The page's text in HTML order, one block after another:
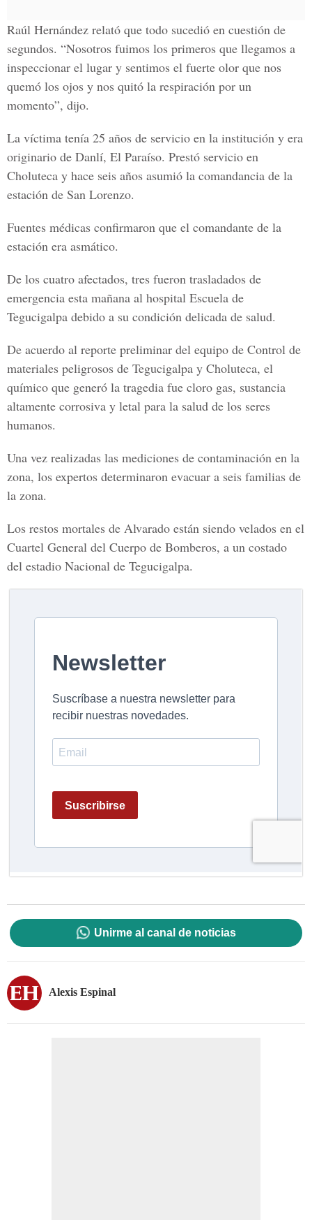
Raúl Hernández relató que todo sucedió en cuestión de
segundos. “Nosotros fuimos los primeros que llegamos a
inspeccionar el lugar y sentimos el fuerte olor que nos
quemó los ojos y nos quitó la respiración por un
momento”, dijo.
La víctima tenía 25 años de servicio en la institución y era
originario de Danlí, El Paraíso. Prestó servicio en
Choluteca y hace seis años asumió la comandancia de la
estación de San Lorenzo.
Fuentes médicas confirmaron que el comandante de la
estación era asmático.
De los cuatro afectados, tres fueron trasladados de
emergencia esta mañana al hospital Escuela de
Tegucigalpa debido a su condición delicada de salud.
De acuerdo al reporte preliminar del equipo de Control de
materiales peligrosos de Tegucigalpa y Choluteca, el
químico que generó la tragedia fue cloro gas, sustancia
altamente corrosiva y letal para la salud de los seres
humanos.
Una vez realizadas las mediciones de contaminación en la
zona, los expertos determinaron evacuar a seis familias de
la zona.
Los restos mortales de Alvarado están siendo velados en el
Cuartel General del Cuerpo de Bomberos, a un costado
del estadio Nacional de Tegucigalpa.
Unirme al canal de noticias
Alexis Espinal